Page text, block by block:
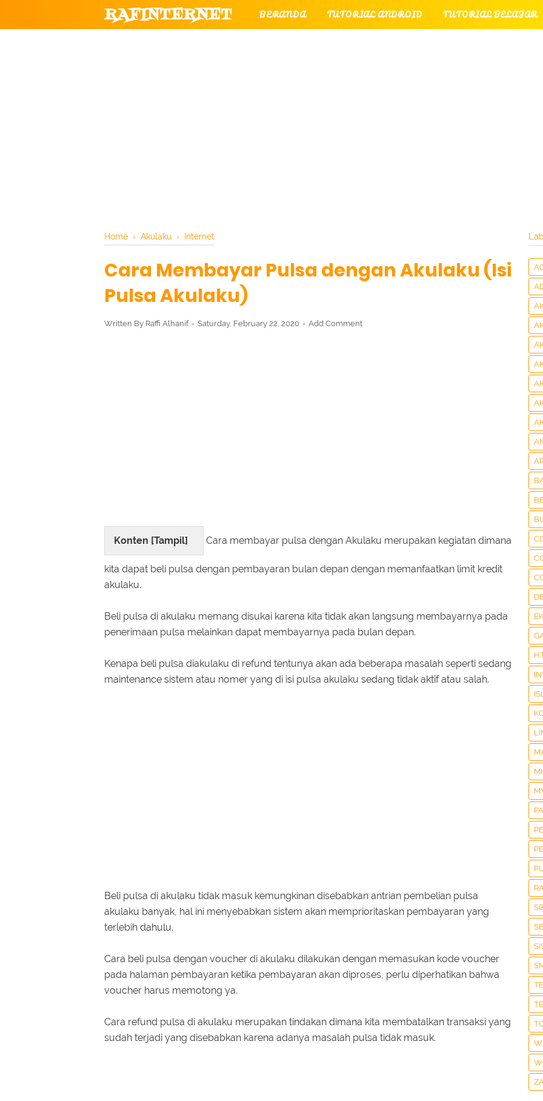
RAFINTERNET BERANDA TUTORIAL ANDROID TUTORIAL BELAJAR
Home › Akulaku › Internet
Cara Membayar Pulsa dengan Akulaku (Isi
Pulsa Akulaku)
Written By Raffi Alhanif Saturday, February 22, 2020 Add Comment
Konten [Tampil] Cara membayar pulsa dengan Akulaku merupakan kegiatan dimana
kita dapat beli pulsa dengan pembayaran bulan depan dengan memanfaatkan limit kredit
akulaku.
Beli pulsa di akulaku memang disukai karena kita tidak akan langsung membayarnya pada
penerimaan pulsa melainkan dapat membayarnya pada bulan depan.
Kenapa beli pulsa diakulaku di refund tentunya akan ada beberapa masalah seperti sedang
maintenance sistem atau nomer yang di isi pulsa akulaku sedang tidak aktif atau salah.
Beli pulsa di akulaku tidak masuk kemungkinan disebabkan antrian pembelian pulsa
akulaku banyak, hal ini menyebabkan sistem akan memprioritaskan pembayaran yang
terlebih dahulu.
Cara beli pulsa dengan voucher di akulaku dilakukan dengan memasukan kode voucher
pada halaman pembayaran ketika pembayaran akan diproses, perlu diperhatikan bahwa
voucher harus memotong ya.
Cara refund pulsa di akulaku merupakan tindakan dimana kita membatalkan transaksi yang
sudah terjadi yang disebabkan karena adanya masalah pulsa tidak masuk.